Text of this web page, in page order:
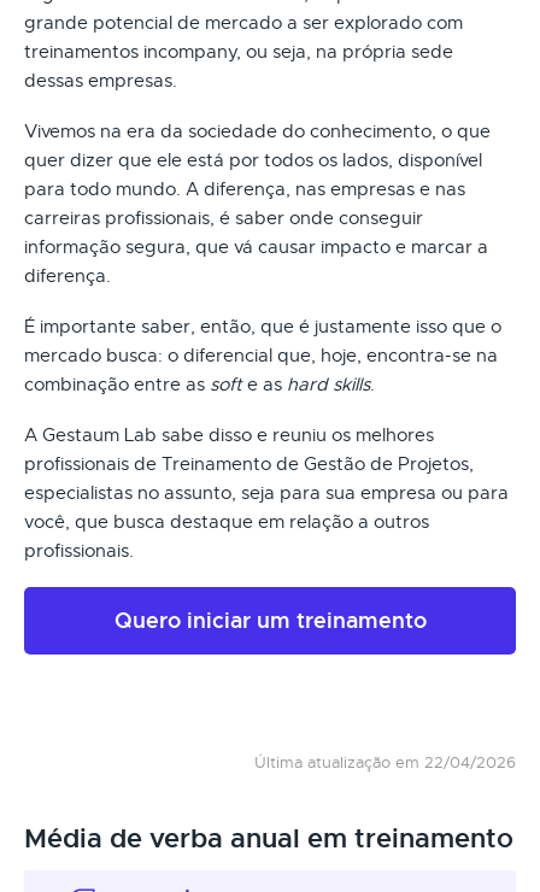
grande potencial de mercado a ser explorado com
treinamentos incompany, ou seja, na própria sede
dessas empresas.
Vivemos na era da sociedade do conhecimento, o que
quer dizer que ele está por todos os lados, disponível
para todo mundo. A diferença, nas empresas e nas
carreiras profissionais, é saber onde conseguir
informação segura, que vá causar impacto e marcar a
diferença.
É importante saber, então, que é justamente isso que o
mercado busca: o diferencial que, hoje, encontra-se na
combinação entre as softe as hard skills.
A Gestaum Lab sabe disso e reuniu os melhores
profissionais de Treinamento de Gestão de Projetos,
especialistas no assunto, seja para sua empresa ou para
você, que busca destaque em relação a outros
profissionais.
Quero iniciar um treinamento
Última atualização em 22/04/2026
Média de verba anual em treinamento